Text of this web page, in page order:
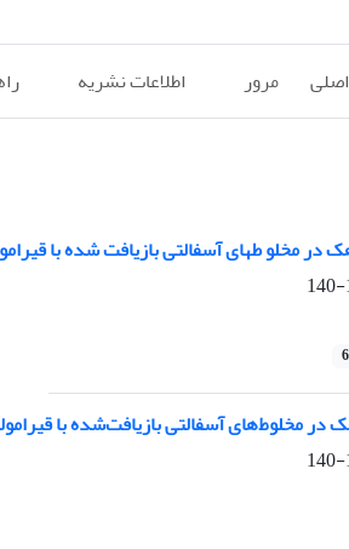
مرور اطلاعات نشریه
در مخلو طهای آسفالتی بازیافت شده با
در مخلوط‌های آسفالتی بازیافت‌شده با